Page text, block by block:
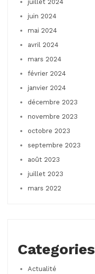
juillet 2024
juin 2024
mai 2024
avril 2024
mars 2024
février 2024
janvier 2024
décembre 2023
novembre 2023
octobre 2023
septembre 2023
août 2023
juillet 2023
mars 2022
Categories
Actualité